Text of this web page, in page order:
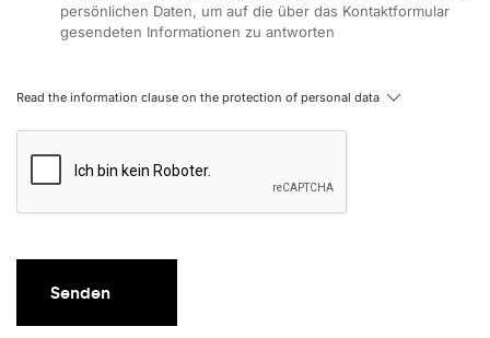
persönlichen Daten, um auf die über das Kontaktformular
gesendeten Informationen zu antworten
Read the information clause on the protection of personal data
Senden